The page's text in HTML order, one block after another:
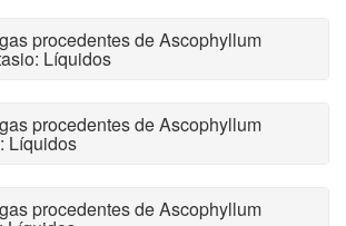
procedentes de Ascophyllum
Líquidos
procedentes de Ascophyllum
Líquidos
procedentes de Ascophyllum